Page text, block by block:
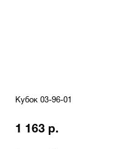
Кубок 03-96-01
1 163 р.